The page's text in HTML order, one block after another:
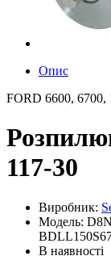
Опис
FORD 6600,
117-30
Виробник:
Модель:
В наявності